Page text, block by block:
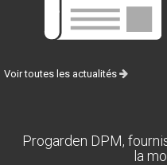
Voir toutes les actualités
Progarden DPM,
la